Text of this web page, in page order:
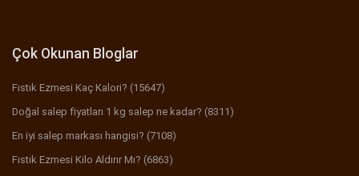
Çok Okunan Bloglar
Fıstık Ezmesi Kaç Kalori? (15647)
Doğal salep fiyatları 1 kg salep ne kadar? (8311)
En iyi salep markası hangisi? (7108)
Fıstık Ezmesi Kilo Aldırır Mı? (6863)